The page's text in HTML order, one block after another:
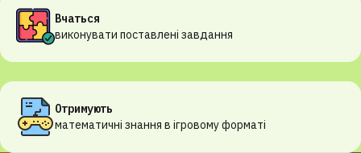
Вчаться
виконувати поставлені завдання
Отримують
математичні знання в ігровому форматі